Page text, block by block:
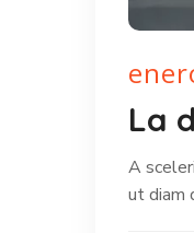
La
A
ut diam